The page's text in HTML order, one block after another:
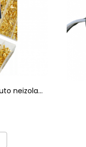
neizolati